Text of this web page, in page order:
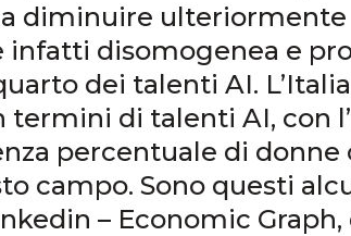
diminuire ulteriormente
infatti disomogenea e
dei talenti AI.
termini di talenti AI, con
percentuale di donne
campo. Sono questi
– Economic